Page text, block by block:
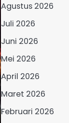
Agustus 2026
Juli 2026
Juni 2026
Mei 2026
April 2026
Maret 2026
Februari 2026